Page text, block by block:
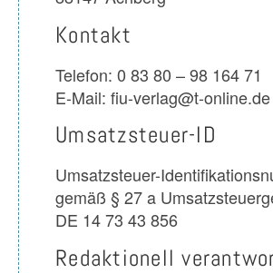
Kontakt
Telefon: 0 83 80 – 98 164 71
E-Mail: fiu-verlag@t-online.de
Umsatzsteuer-ID
Umsatzsteuer-
gemäß § 27 a
DE 14 73 43 856
Redaktionell